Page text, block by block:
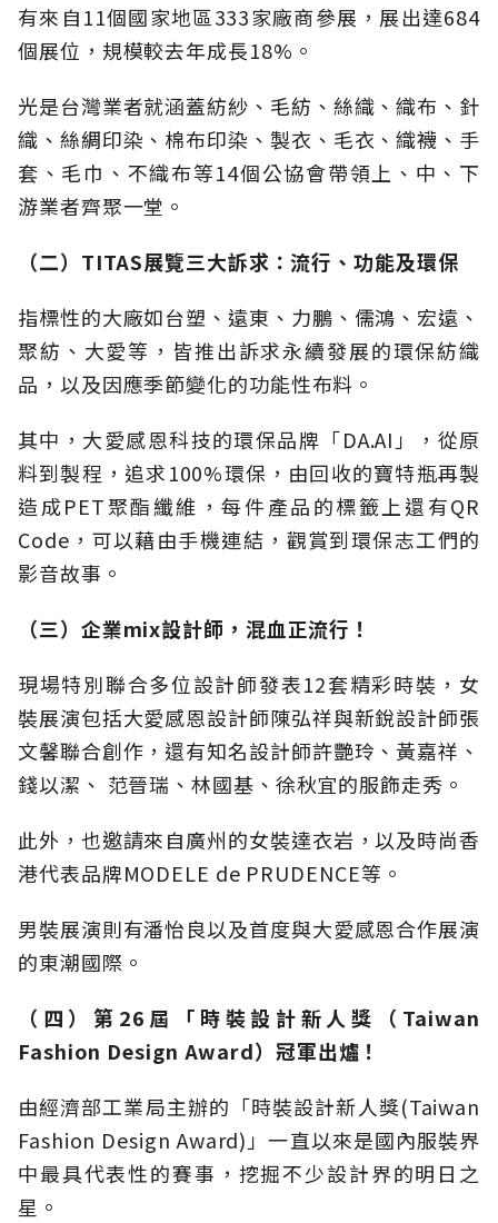
有來自11個國家地區333家廠商參展，展出達684
個展位，規模較去年成長18%。
光是台灣業者就涵蓋紡紗、毛紡、絲織、織布、針
織、絲綢印染、棉布印染、製衣、毛衣、織襪、手
套、毛巾、不織布等14個公協會帶領上、中、下
游業者齊聚一堂。
（二）TITAS展覽三大訴求：流行、功能及環保
指標性的大廠如台塑、遠東、力鵬、儒鴻、宏遠、
聚紡、大愛等，皆推出訴求永續發展的環保紡織
品，以及因應季節變化的功能性布料。
其中，大愛感恩科技的環保品牌「DA.AI」，從原
料到製程，追求100%環保，由回收的寶特瓶再製
造成PET聚酯纖維，每件產品的標籤上還有QR
Code，可以藉由手機連結，觀賞到環保志工們的
影音故事。
（三）企業mix設計師，混血正流行！
現場特別聯合多位設計師發表12套精彩時裝，女
裝展演包括大愛感恩設計師陳弘祥與新銳設計師張
文馨聯合創作，還有知名設計師許艷玲、黃嘉祥、
錢以潔、 范晉瑞、林國基、徐秋宜的服飾走秀。
此外，也邀請來自廣州的女裝達衣岩，以及時尚香
港代表品牌MODELE de PRUDENCE等。
男裝展演則有潘怡良以及首度與大愛感恩合作展演
的東潮國際。
（四）第26屆「時裝設計新人獎（Taiwan
Fashion Design Award）冠軍出爐！
由經濟部工業局主辦的「時裝設計新人獎(Taiwan
Fashion Design Award)」一直以來是國內服裝界
中最具代表性的賽事，挖掘不少設計界的明日之
星。